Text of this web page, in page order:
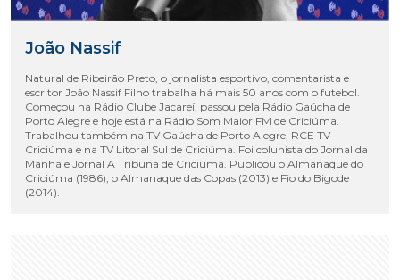
João Nassif
Natural de Ribeirão Preto, o jornalista esportivo, comentarista e
escritor João Nassif Filho trabalha há mais 50 anos com o futebol.
Começou na Rádio Clube Jacareí, passou pela Rádio Gaúcha de
Porto Alegre e hoje está na Rádio Som Maior FM de Criciúma.
Trabalhou também na TV Gaúcha de Porto Alegre, RCE TV
Criciúma e na TV Litoral Sul de Criciúma. Foi colunista do Jornal da
Manhã e Jornal A Tribuna de Criciúma. Publicou o Almanaque do
Criciúma (1986), o Almanaque das Copas (2013) e Fio do Bigode
(2014).